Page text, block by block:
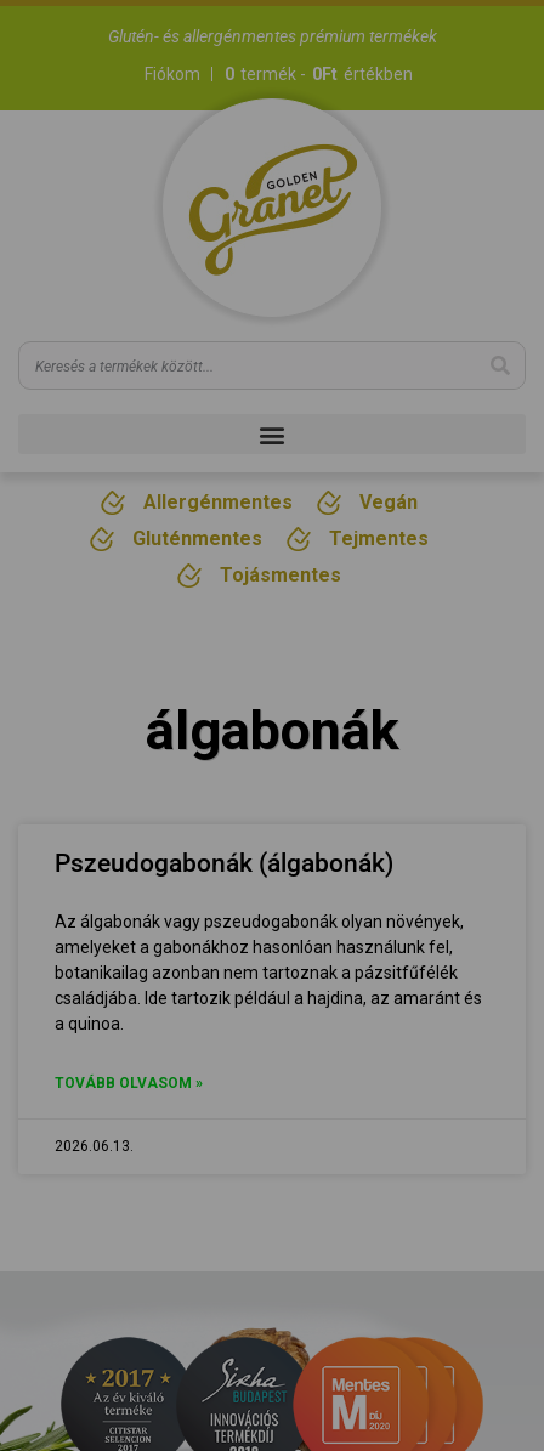
Glutén- és allergénmentes prémium termékek
Fiókom
0 termék - 0Ft értékben
Allergénmentes
Vegán
Gluténmentes
Tejmentes
Tojásmentes
álgabonák
Pszeudogabonák (álgabonák)
Az álgabonák vagy pszeudogabonák olyan növények,
amelyeket a gabonákhoz hasonlóan használunk fel,
botanikailag azonban nem tartoznak a pázsitfűfélék
családjába. Ide tartozik például a hajdina, az amaránt és
a quinoa.
TOVÁBB OLVASOM »
2026.06.13.